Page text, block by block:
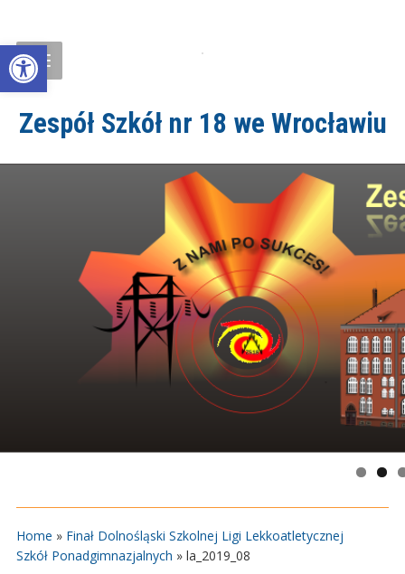
Open toolbar
Zespół Szkół nr 18 we Wrocławiu
Home » Finał Dolnośląski Szkolnej Ligi Lekkoatletycznej
Szkół Ponadgimnazjalnych » la_2019_08